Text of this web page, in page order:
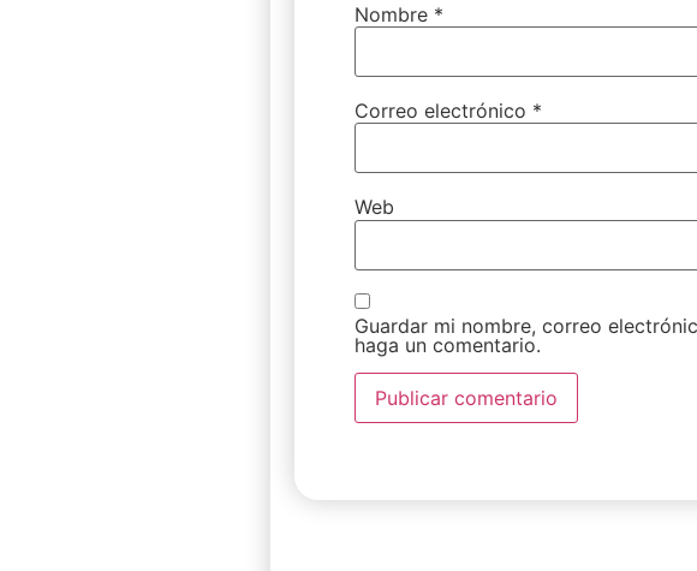
Nombre *
Correo electrónico *
Web
Guardar mi nombre, correo
haga un comentario.